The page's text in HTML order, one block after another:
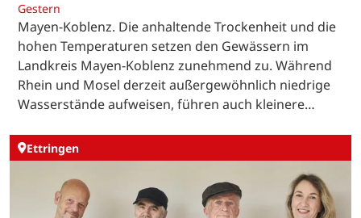
Gestern
Mayen-Koblenz. Die anhaltende Trockenheit und die
hohen Temperaturen setzen den Gewässern im
Landkreis Mayen-Koblenz zunehmend zu. Während
Rhein und Mosel derzeit außergewöhnlich niedrige
Wasserstände aufweisen, führen auch kleinere…
Ettringen